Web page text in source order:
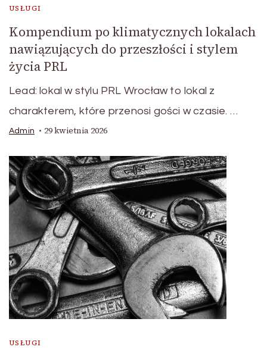
USŁUGI
Kompendium po klimatycznych lokalach
nawiązujących do przeszłości i stylem
życia PRL
Lead: lokal w stylu PRL Wrocław to lokal z
charakterem, które przenosi gości w czasie. …
Admin 29 kwietnia 2026
USŁUGI